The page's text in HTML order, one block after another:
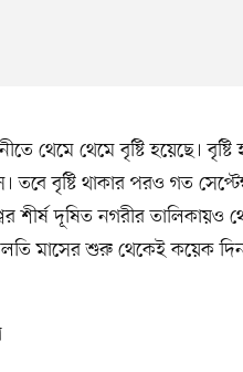
থেমে থেমে বৃষ্টি হয়েছে।
বৃষ্টি থাকার পরও গত
শীর্ষ দূষিত নগরীর তালিকায়ও
মাসের শুরু থেকেই কয়েক